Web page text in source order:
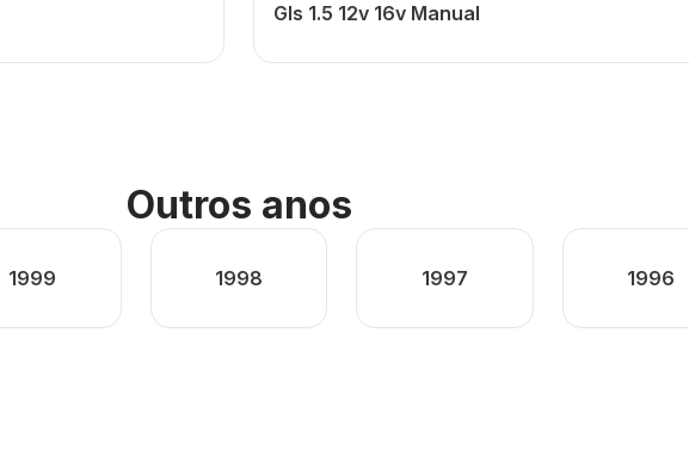
Gls 1.5 12v 16v Manual
Outros anos
1999 1998 1997 1996